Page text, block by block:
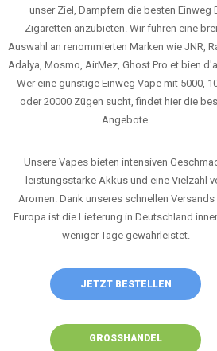
unser Ziel, Dampfern die besten Einweg
Zigaretten anzubieten. Wir führen eine
Auswahl an renommierten Marken wie JNR,
Adalya, Mosmo, AirMez, Ghost Pro et bien
Wer eine günstige Einweg Vape mit 5000,
oder 20000 Zügen sucht, findet hier die
Angebote.
Unsere Vapes bieten intensiven
leistungsstarke Akkus und eine Vielzahl
Aromen. Dank unseres schnellen Versands
Europa ist die Lieferung in Deutschland
weniger Tage gewährleistet.
JETZT BESTELLEN
GROSSHANDEL